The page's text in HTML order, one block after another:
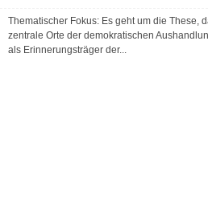
Thematischer Fokus: Es geht um die These,
zentrale Orte der demokratischen
als Erinnerungsträger der...